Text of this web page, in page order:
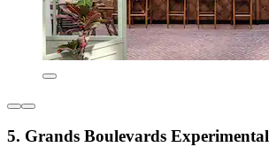
5. Grands Boulevards Experimental